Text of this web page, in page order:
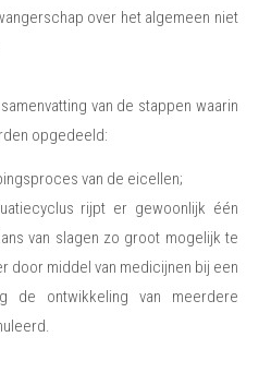
over het algemeen niet
van de stappen waarin
opgedeeld:
van de eicellen;
rijpt er gewoonlijk één
van slagen zo groot mogelijk te
door middel van medicijnen bij een
de ontwikkeling van meerdere